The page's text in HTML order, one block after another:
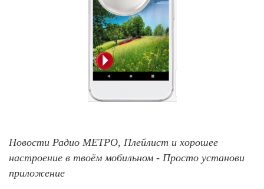
Новости Радио МЕТРО, Плейлист и хорошее
настроение в твоём мобильном - Просто установи
приложение